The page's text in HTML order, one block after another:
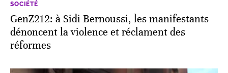
SOCIÉTÉ
GenZ212: à Sidi Bernoussi, les manifestants
dénoncent la violence et réclament des
réformes